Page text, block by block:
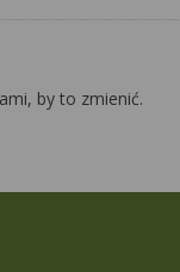
by to zmienić.